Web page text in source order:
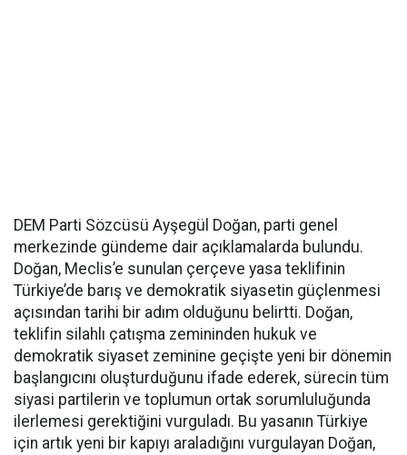
DEM Parti Sözcüsü Ayşegül Doğan, parti genel
merkezinde gündeme dair açıklamalarda bulundu.
Doğan, Meclis’e sunulan çerçeve yasa teklifinin
Türkiye’de barış ve demokratik siyasetin güçlenmesi
açısından tarihi bir adım olduğunu belirtti. Doğan,
teklifin silahlı çatışma zemininden hukuk ve
demokratik siyaset zeminine geçişte yeni bir dönemin
başlangıcını oluşturduğunu ifade ederek, sürecin tüm
siyasi partilerin ve toplumun ortak sorumluluğunda
ilerlemesi gerektiğini vurguladı. Bu yasanın Türkiye
için artık yeni bir kapıyı araladığını vurgulayan Doğan,